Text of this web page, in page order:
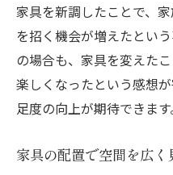
家具を新調したことで、
を招く機会が増えたとい
の場合も、家具を変えた
楽しくなったという感想
足度の向上が期待できます
家具の配置で空間を広く